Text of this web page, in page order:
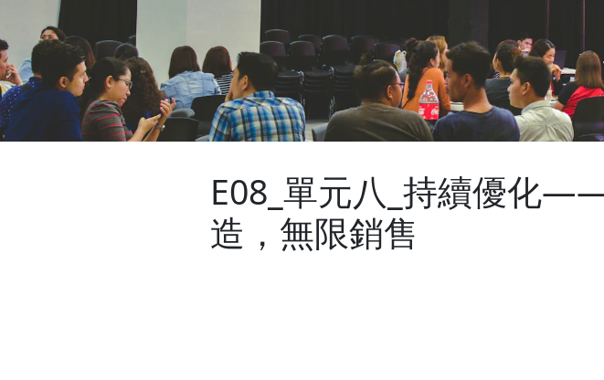
E08_單元八_持續優化
造，無限銷售